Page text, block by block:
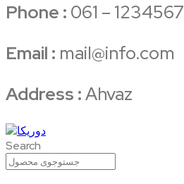
Phone : 061 – 1234567
Email : mail@info.com
Address :Ahvaz
Search